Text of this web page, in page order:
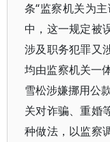
条“监察机关为
中，这一规定被
涉及职务犯罪又
均由监察机关一
雪松涉嫌挪用公
关对诈骗、重婚
种做法，以监察